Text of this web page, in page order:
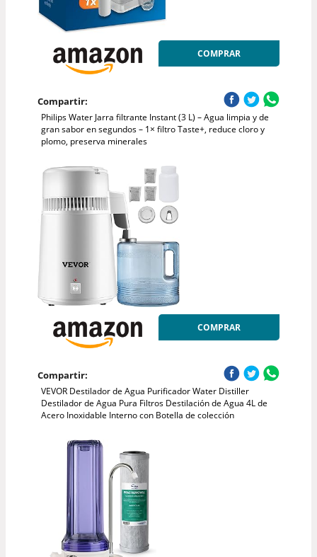
COMPRAR
Compartir:
Philips Water Jarra filtrante Instant (3 L) – Agua limpia y de
gran sabor en segundos – 1× filtro Taste+, reduce cloro y
plomo, preserva minerales
COMPRAR
Compartir:
VEVOR Destilador de Agua Purificador Water Distiller
Destilador de Agua Pura Filtros Destilación de Agua 4L de
Acero Inoxidable Interno con Botella de colección